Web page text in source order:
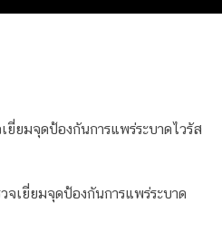
ยมจุดป้องกันการแพร่ระบาดไวรัส